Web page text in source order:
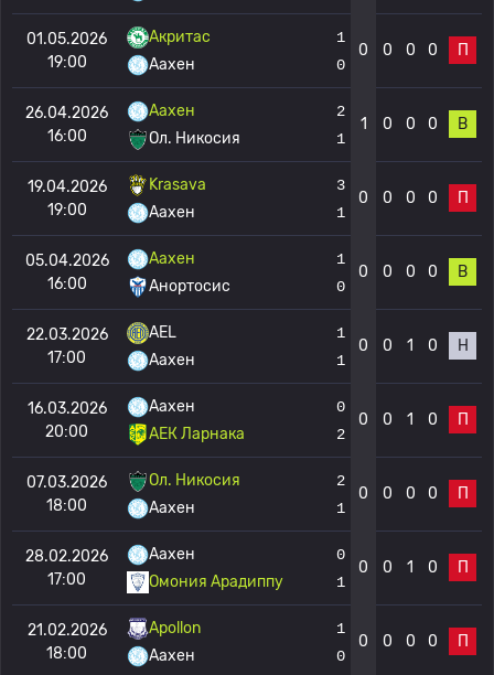
01.05.2026
19:00
Акритас
Аахен
1
0
0 0 0 0 П
26.04.2026
16:00
Аахен
Ол. Никосия
2
1
1 0 0 0 В
19.04.2026
19:00
Krasava
Аахен
3
1
0 0 0 0 П
05.04.2026
16:00
Аахен
Анортосис
1
0
0 0 0 0 В
22.03.2026
17:00
AEL
Аахен
1
1
0 0 1 0 Н
16.03.2026
20:00
Аахен
АЕК Ларнака
0
2
0 0 1 0 П
07.03.2026
18:00
Ол. Никосия
Аахен
2
1
0 0 0 0 П
28.02.2026
17:00
Аахен
Омония Арадиппу
0
1
0 0 1 0 П
21.02.2026
18:00
Apollon
Аахен
1
0
0 0 0 0 П